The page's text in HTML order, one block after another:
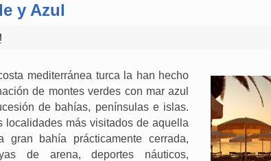
y Azul
mediterránea turca la han hecho
de montes verdes con mar azul
de bahías, penínsulas e islas.
localidades más visitados de aquella
gran bahía prácticamente cerrada,
de arena, deportes náuticos,